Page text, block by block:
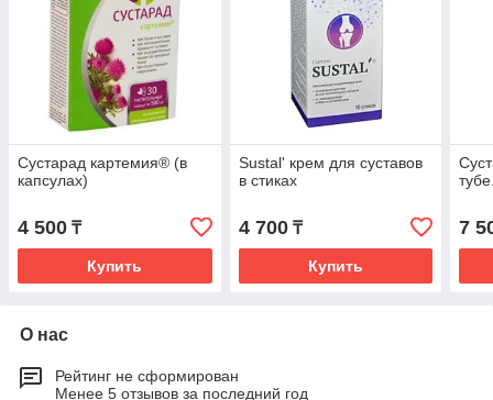
Сустарад картемия® (в
капсулах)
4 500 ₸
Купить
Sustal' крем для суставов
в стиках
4 700₸
Купить
7
О нас
Рейтинг не сформирован
Менее 5 отзывов за последний год